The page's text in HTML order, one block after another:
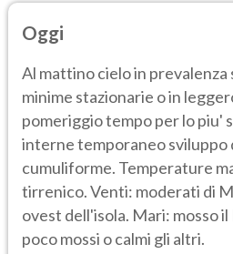
Oggi
Al mattino cielo in
minime stazionarie o in
pomeriggio tempo per lo piu'
interne temporaneo sviluppo
cumuliforme. Temperature
tirrenico. Venti: moderati di
ovest dell'isola. Mari: mosso
poco mossi o calmi gli altri.